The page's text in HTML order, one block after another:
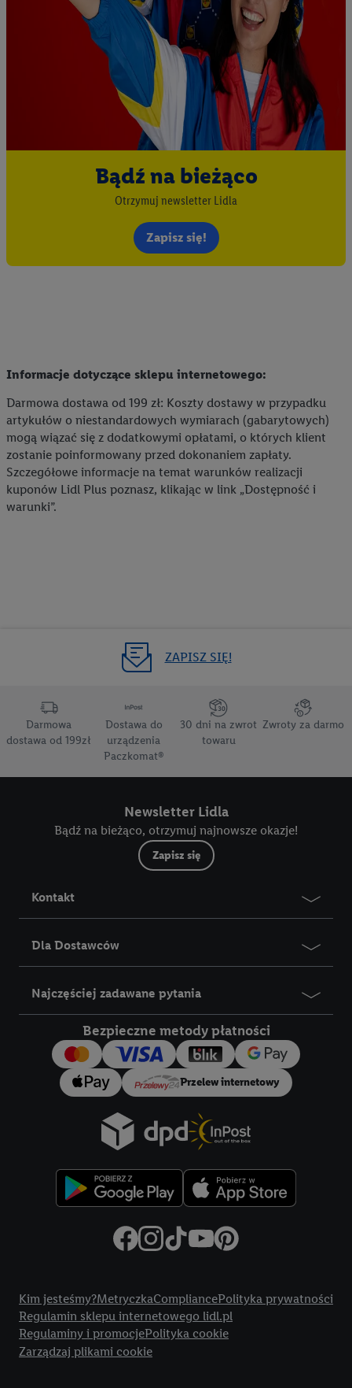
Bądź na bieżąco
Otrzymuj newsletter Lidla
Zapisz się!
Informacje dotyczące sklepu internetowego:
Darmowa dostawa od 199 zł: Koszty dostawy w przypadku
artykułów o niestandardowych wymiarach (gabarytowych)
mogą wiązać się z dodatkowymi opłatami, o których klient
zostanie poinformowany przed dokonaniem zapłaty.
Szczegółowe informacje na temat warunków realizacji
kuponów Lidl Plus poznasz, klikając w link „Dostępność i
warunki”.
ZAPISZ SIĘ!
Darmowa
dostawa od 199zł
Dostawa do
urządzenia
Paczkomat®
30 dni na zwrot
towaru
Zwroty za darmo
Newsletter Lidla
Bądź na bieżąco, otrzymuj najnowsze okazje!
Zapisz się
Kontakt
Dla Dostawców
Najczęściej zadawane pytania
Bezpieczne metody płatności
Przelew internetowy
Kim jesteśmy?MetryczkaCompliancePolityka prywatności
Regulamin sklepu internetowego lidl.pl
Regulaminy i promocjePolityka cookie
Zarządzaj plikami cookie